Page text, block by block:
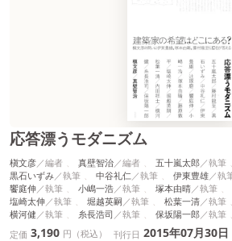
応答漂うモダニズム
槇文彦 真壁智治 五十嵐太郎
黒石いずみ
中谷礼仁 伊東豊雄
饗庭伸
小嶋一浩 塚本由晴
塩崎太伸
堀越英嗣 松葉一清
横河健
糸長浩司 保坂陽一郎
定価 3,190 円（税込） 刊行日 2015年07月30日